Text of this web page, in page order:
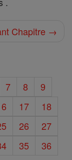
Chapitre →
7 8
9
17
18
26
27
35
36